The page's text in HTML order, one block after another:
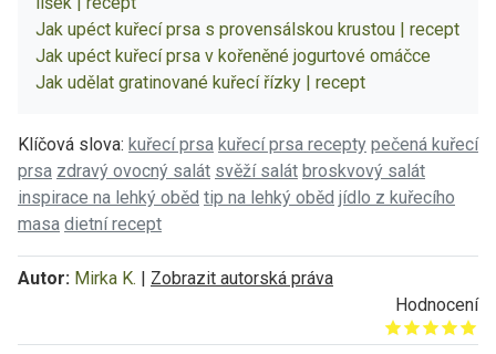
Jak upéct kuřecí prsa s provensálskou krustou | recept
Jak upéct kuřecí prsa v kořeněné jogurtové omáčce
Jak udělat gratinované kuřecí řízky | recept
Klíčová slova: kuřecí prsa kuřecí prsa recepty pečená kuřecí
prsa zdravý ovocný salát svěží salát broskvový salát
inspirace na lehký oběd tip na lehký oběd jídlo z kuřecího
masa dietní recept
Autor: Mirka K. | Zobrazit autorská práva
Hodnocení
Give it 1/5
Give it 2/5
Give it 3/5
Give it 4/5
Give it 5/5